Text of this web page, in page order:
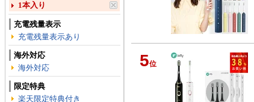
5位
1本入り
充電残量表示
充電残量表示あり
海外対応
海外対応
限定特典
楽天限定特典付き